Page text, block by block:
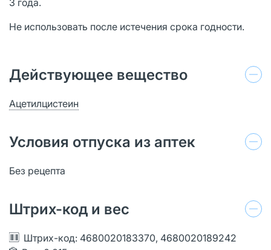
Не использовать после истечения срока годности.
Действующее вещество
Ацетилцистеин
Условия отпуска из аптек
Без рецепта
Штрих-код и вес
Штрих-код: 4680020183370, 4680020189242